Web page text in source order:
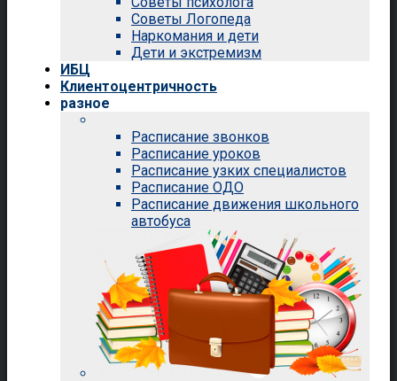
Советы Логопеда
Наркомания и дети
Дети и экстремизм
ИБЦ
Клиентоцентричность
разное
Расписание звонков
Расписание уроков
Расписание узких специалистов
Расписание ОДО
Расписание движения школьного
автобуса